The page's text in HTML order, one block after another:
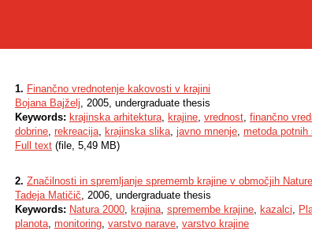
1. Finančno vrednotenje kakovosti v krajini
Bojana Bajželj, 2005, undergraduate thesis
Keywords: krajinska arhitektura, krajine, vrednost, finančno
dobrine, rekreacija, krajinska slika, javno mnenje, metoda potnih
Full text (file, 5,49 MB)
2. Značilnosti in spremljanje sprememb krajine v območjih
Tadeja Matičič, 2006, undergraduate thesis
Keywords: Natura 2000, krajina, spremembe krajine, kazalci,
planota, monitoring, varstvo narave, varstvo krajine